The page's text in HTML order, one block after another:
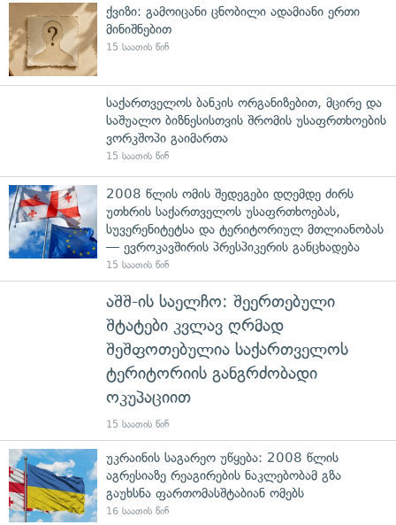
ქვიზი: გამოიცანი ცნობილი ადამიანი ერთი
მინიშნებით
15 საათის წინ
საქართველოს ბანკის ორგანიზებით, მცირე და
საშუალო ბიზნესისთვის შრომის უსაფრთხოების
ვორკშოპი გაიმართა
15 საათის წინ
2008 წლის ომის შედეგები დღემდე ძირს
უთხრის საქართველოს უსაფრთხოებას,
სუვერენიტეტსა და ტერიტორიულ მთლიანობას
— ევროკავშირის პრესპიკერის განცხადება
15 საათის წინ
აშშ-ის საელჩო: შეერთებული
შტატები კვლავ ღრმად
შეშფოთებულია საქართველოს
ტერიტორიის განგრძობადი
ოკუპაციით
15 საათის წინ
უკრაინის საგარეო უწყება: 2008 წლის
აგრესიაზე რეაგირების ნაკლებობამ გზა
გაუხსნა ფართომასშტაბიან ომებს
16 საათის წინ